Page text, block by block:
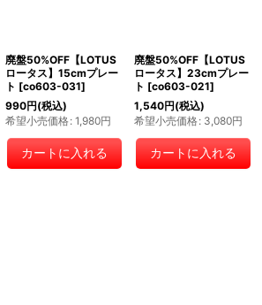
廃盤50%OFF【LOTUS
ロータス】15cmプレー
ト [co603-031]
990円(税込)
希望小売価格: 1,980円
カートに入れる
廃盤50%OFF【LOTUS
ロータス】23cmプレー
ト [co603-021]
1,540円(税込)
希望小売価格: 3,080円
カートに入れる